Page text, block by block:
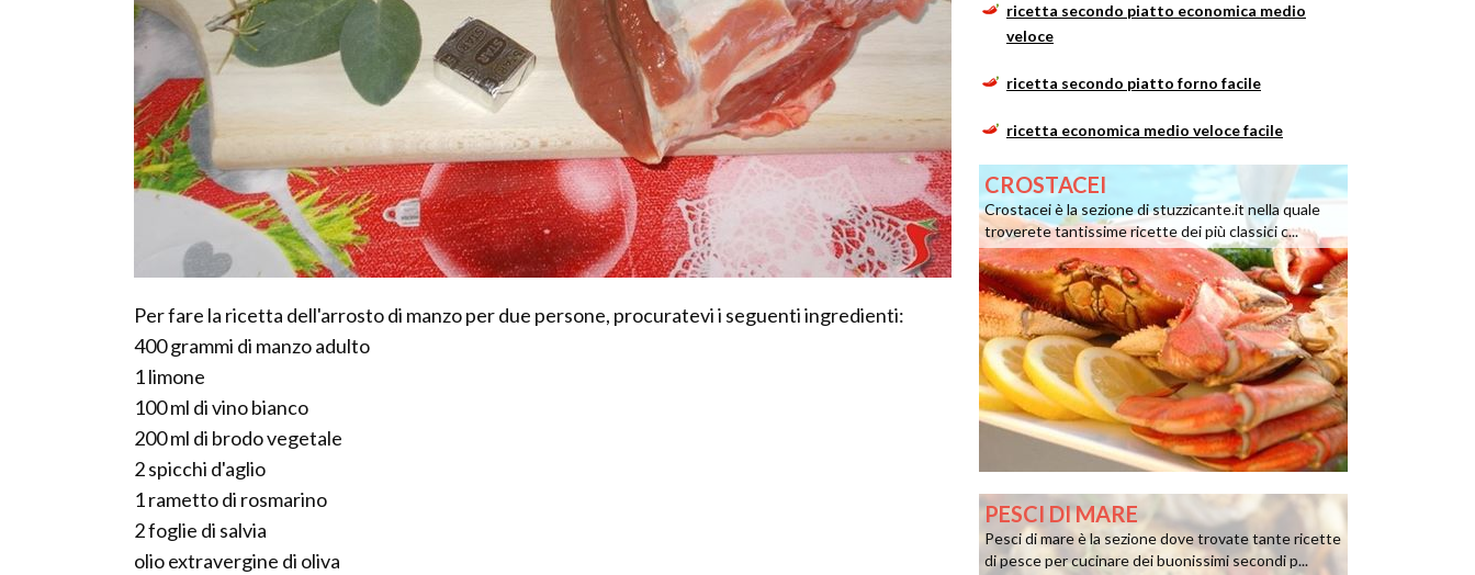
Per fare la ricetta dell'arrosto di manzo per due persone, procuratevi i seguenti ingredienti:
400 grammi di manzo adulto
1 limone
100 ml di vino bianco
200 ml di brodo vegetale
2 spicchi d'aglio
1 rametto di rosmarino
2 foglie di salvia
olio extravergine di oliva
ricetta secondo piatto economica medio
veloce
ricetta secondo piatto forno facile
ricetta economica medio veloce facile
CROSTACEI
Crostacei è la sezione di stuzzicante.it nella quale
troverete tantissime ricette dei più classici c...
PESCI DI MARE
Pesci di mare è la sezione dove trovate tante ricette
di pesce per cucinare dei buonissimi secondi p...